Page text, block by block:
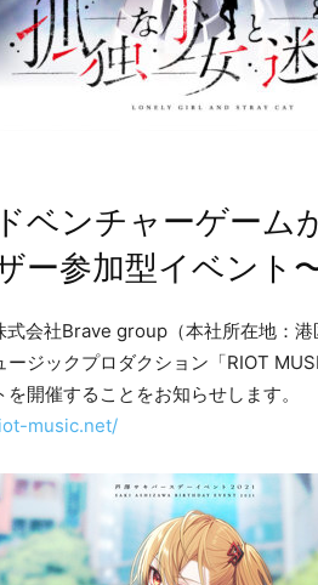
ベンチャーゲーム
ー参加型イベント
式会社Brave group（本社所在地：
ージックプロダクション「RIOT
開催することをお知らせします。
music.net/